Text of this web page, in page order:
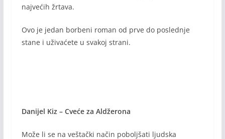
najvećih žrtava.
Ovo je jedan borbeni roman od prve do poslednje
stane i uživaćete u svakoj strani.
Danijel Kiz – Cveće za Aldžerona
Može li se na veštački način poboljšati ljudska